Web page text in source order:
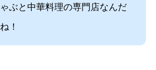
ゃぶと中華料理の専門店なんだ
ね！